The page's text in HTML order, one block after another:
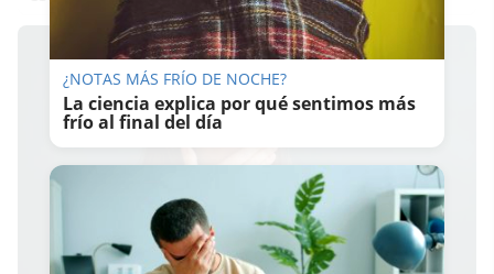
¿NOTAS MÁS FRÍO DE NOCHE?
La ciencia explica por qué sentimos más
frío al final del día